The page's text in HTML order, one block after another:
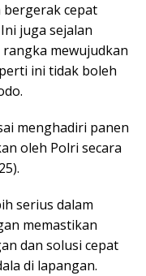
bergerak cepat
juga sejalan
mewujudkan
ini tidak boleh
menghadiri panen
oleh Polri secara
serius dalam
memastikan
dan solusi cepat
di lapangan.